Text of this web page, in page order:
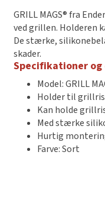
GRILL MAGS® fra
ved grillen. Holderen
De stærke,
skader.
Specifikationer og
Model: GRILL
Holder til
Kan holde
Med stærke
Hurtig
Farve: Sort